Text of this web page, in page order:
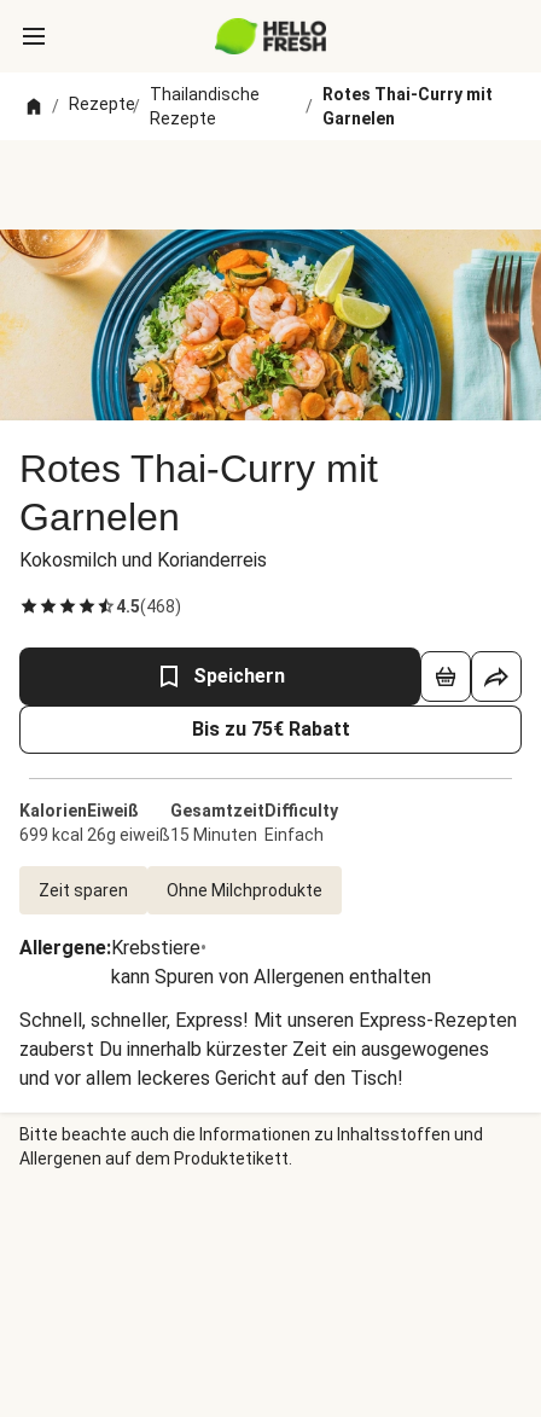
/ Rezepte/
Thailandische
Rezepte
/
Rotes Thai-Curry mit
Garnelen
Rotes Thai-Curry mit
Garnelen
Kokosmilch und Korianderreis
4.5(468)
Speichern
Bis zu 75€ Rabatt
Kalorien
699 kcal
Eiweiß
26g eiweiß
Gesamtzeit
15 Minuten
Difficulty
Einfach
Zeit sparen Ohne Milchprodukte
Allergene:Krebstiere•
kann Spuren von Allergenen enthalten
Schnell, schneller, Express! Mit unseren Express-Rezepten
zauberst Du innerhalb kürzester Zeit ein ausgewogenes
und vor allem leckeres Gericht auf den Tisch!
Bitte beachte auch die Informationen zu Inhaltsstoffen und
Allergenen auf dem Produktetikett.